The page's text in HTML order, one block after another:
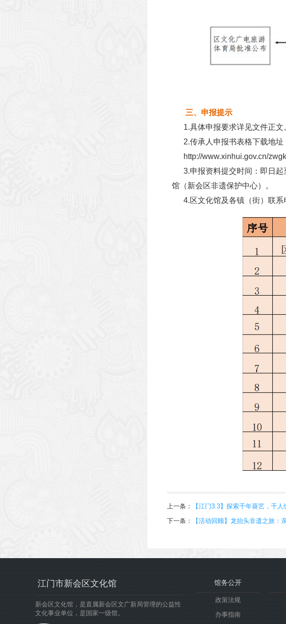
三、申报提示
1.具体申报要求详见文件正文
2.传承人申报书表格下载地址
http://www.xinhui.gov.cn/
3.申报资料提交时间：即日起
馆（新会区非遗保护中心）。
4.区文化馆及各镇（街）联系
上一条：
【江门3.3】探索千年葵艺，千
下一条：
【活动回顾】龙抬头非遗之旅：
江门市新会区文化馆
新会区文化馆，是直属新会区文广新局管理的公益性
文化事业单位，是国家一级馆。
馆务公开
政策法规
办事指南